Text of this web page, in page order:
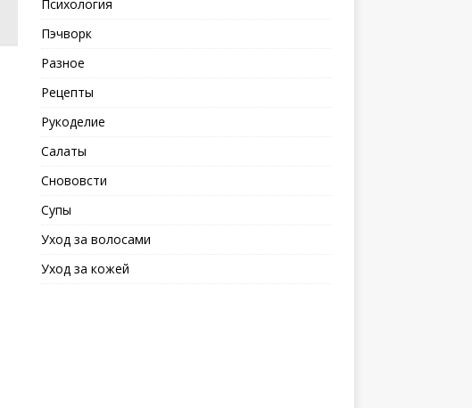
Психология
Пэчворк
Разное
Рецепты
Рукоделие
Салаты
Снововсти
Супы
Уход за волосами
Уход за кожей